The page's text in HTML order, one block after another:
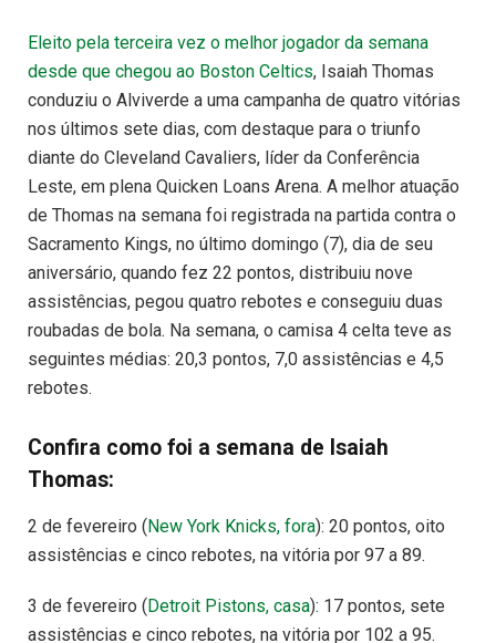
Eleito pela terceira vez o melhor jogador da semana
desde que chegou ao Boston Celtics, Isaiah Thomas
conduziu o Alviverde a uma campanha de quatro vitórias
nos últimos sete dias, com destaque para o triunfo
diante do Cleveland Cavaliers, líder da Conferência
Leste, em plena Quicken Loans Arena. A melhor atuação
de Thomas na semana foi registrada na partida contra o
Sacramento Kings, no último domingo (7), dia de seu
aniversário, quando fez 22 pontos, distribuiu nove
assistências, pegou quatro rebotes e conseguiu duas
roubadas de bola. Na semana, o camisa 4 celta teve as
seguintes médias: 20,3 pontos, 7,0 assistências e 4,5
rebotes.
Confira como foi a semana de Isaiah
Thomas:
2 de fevereiro (New York Knicks, fora): 20 pontos, oito
assistências e cinco rebotes, na vitória por 97 a 89.
3 de fevereiro ( Detroit Pistons, casa): 17 pontos, sete
assistências e cinco rebotes, na vitória por 102 a 95.